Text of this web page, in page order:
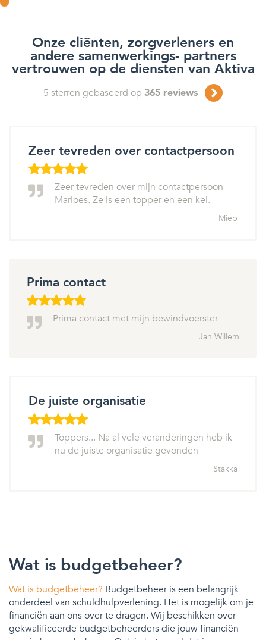
Onze cliënten, zorgverleners en
andere samenwerkings- partners
vertrouwen op de diensten van Aktiva
5 sterren gebaseerd op 365 reviews
Zeer tevreden over contactpersoon
Zeer tevreden over mijn contactpersoon
Marloes. Ze is een topper en een kei.
Miep
Prima contact
Prima contact met mijn bewindvoerster
Jan Willem
De juiste organisatie
Toppers... Na al vele veranderingen heb ik
nu de juiste organisatie gevonden
Stakka
Wat is budgetbeheer?
Wat is budgetbeheer? Budgetbeheer is een belangrijk
onderdeel van schuldhulpverlening. Het is mogelijk om je
financiën aan ons over te dragen. Wij beschikken over
gekwalificeerde budgetbeheerders die jouw financiën